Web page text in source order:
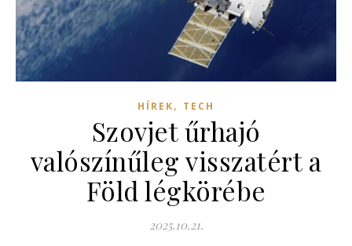
HÍREK, TECH
Szovjet űrhajó
valószínűleg visszatért a
Föld légkörébe
2025.10.21.